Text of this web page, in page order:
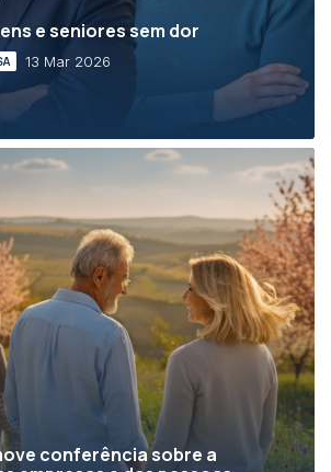
e seniores sem dor
13 Mar 2026
conferência sobre a